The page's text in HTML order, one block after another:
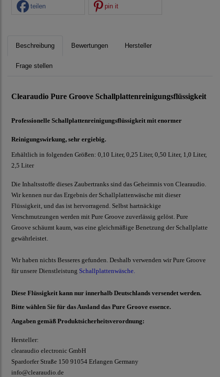
teilen pin it
Beschreibung Bewertungen Hersteller
Frage stellen
Clearaudio Pure Groove Schallplattenreinigungsflüssigkeit
Professionelle Schallplattenreinigungsflüssigkeit mit enormer
Reinigungswirkung, sehr ergiebig.
Erhältlich in folgenden Größen: 0,10 Liter, 0,25 Liter, 0,50 Liter, 1,0 Liter,
2,5 Liter
Die Inhaltsstoffe dieses Zaubertranks sind das Geheimnis von Clearaudio.
Wir kennen nur das Ergebnis der Schallplattenwäsche mit dieser
Flüssigkeit, und das ist hervorragend. Selbst hartnäckige
Verschmutzungen werden mit Pure Groove zuverlässig gelöst. Pure
Groove schäumt kaum, was eine gleichmäßige Benetzung der Schallplatte
gewährleistet.
Wir haben nichts Besseres gefunden. Deshalb verwenden wir Pure Groove
für unsere Dienstleistung Schallplattenwäsche.
Diese Flüssigkeit kann nur innerhalb Deutschlands versendet werden.
Bitte wählen Sie für das Ausland das Pure Groove essence.
Angaben gemäß Produktsicherheitsverordnung:
Hersteller:
clearaudio electronic GmbH
Spardorfer Straße 150 91054 Erlangen Germany
info@clearaudio.de